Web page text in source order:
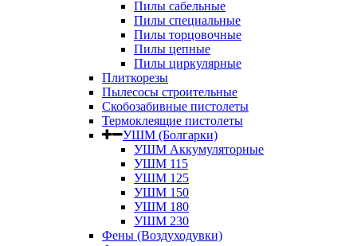
Пилы сабельные
Пилы специальные
Пилы торцовочные
Пилы цепные
Пилы циркулярные
Плиткорезы
Пылесосы строительные
Скобозабивные пистолеты
Термоклеящие пистолеты
УШМ (Болгарки)
УШМ Аккумуляторные
УШМ 115
УШМ 125
УШМ 150
УШМ 180
УШМ 230
Фены (Воздуходувки)